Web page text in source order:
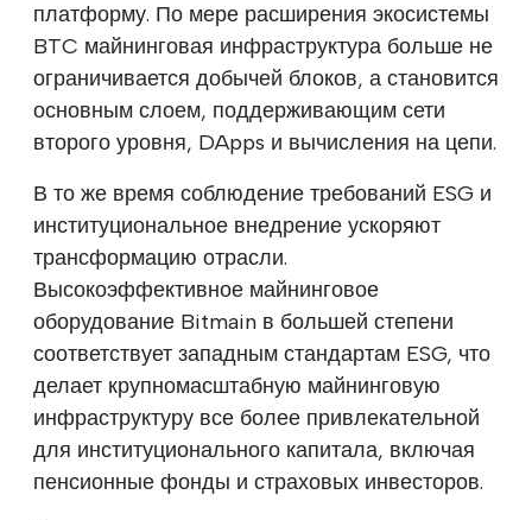
платформу. По мере расширения экосистемы
BTC майнинговая инфраструктура больше не
ограничивается добычей блоков, а становится
основным слоем, поддерживающим сети
второго уровня, DApps и вычисления на цепи.
В то же время соблюдение требований ESG и
институциональное внедрение ускоряют
трансформацию отрасли.
Высокоэффективное майнинговое
оборудование Bitmain в большей степени
соответствует западным стандартам ESG, что
делает крупномасштабную майнинговую
инфраструктуру все более привлекательной
для институционального капитала, включая
пенсионные фонды и страховых инвесторов.